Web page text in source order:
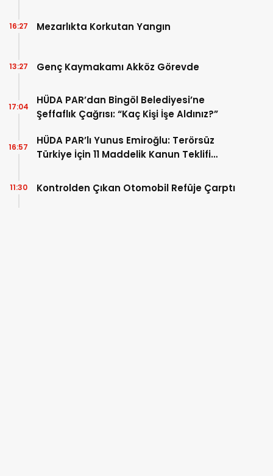
Mezarlıkta Korkutan Yangın
16:27
Genç Kaymakamı Akköz Görevde
13:27
HÜDA PAR’dan Bingöl Belediyesi’ne
Şeffaflık Çağrısı: “Kaç Kişi İşe Aldınız?”
17:04
HÜDA PAR’lı Yunus Emiroğlu: Terörsüz
Türkiye İçin 11 Maddelik Kanun Teklifi
16:57
Kontrolden Çıkan Otomobil Refüje Çarptı
11:30